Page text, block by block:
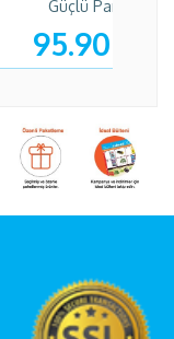
Güçlü Parlak
95.90 TL